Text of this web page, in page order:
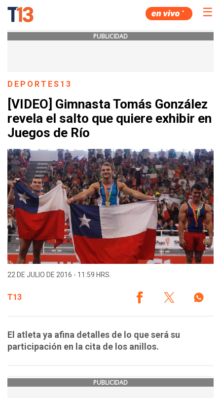
☰
PUBLICIDAD
DEPORTES13
[VIDEO] Gimnasta Tomás González
revela el salto que quiere exhibir en
Juegos de Río
22 DE JULIO DE 2016 - 11:59 HRS.
T13
El atleta ya afina detalles de lo que será su
participación en la cita de los anillos.
PUBLICIDAD